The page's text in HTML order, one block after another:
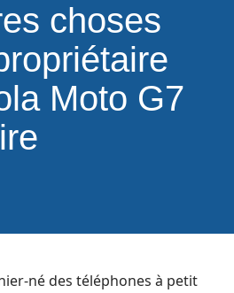
choses
Moto G7
né des téléphones à petit